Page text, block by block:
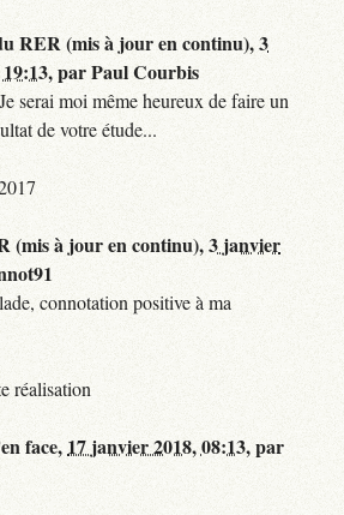
RER (mis à jour en continu),3
,parPaul Courbis
serai moi même heureux de faire un
de votre étude...
(mis à jour en continu),3 janvier
connotation positive à ma
réalisation
face, 17 janvier 2018, 08:13,par